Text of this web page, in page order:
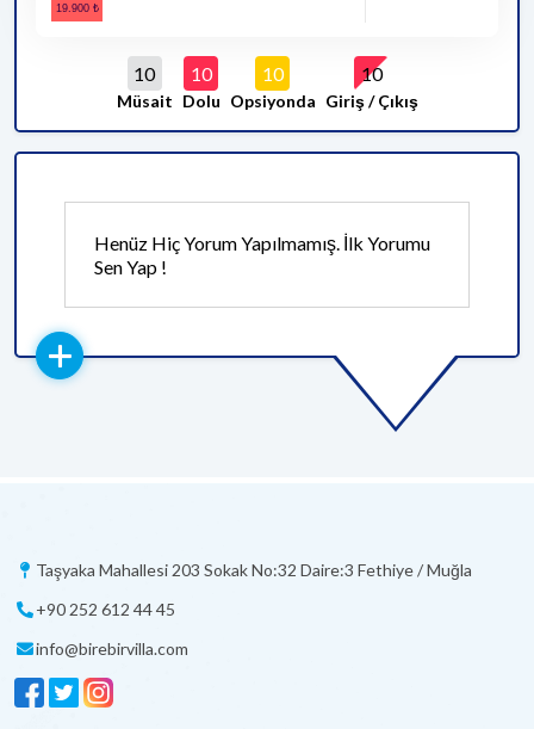
10
Müsait
10
Dolu
10
Opsiyonda
10
Giriş / Çıkış
Henüz Hiç Yorum Yapılmamış. İlk Yorumu
Sen Yap !
Taşyaka Mahallesi 203 Sokak No:32 Daire:3 Fethiye / Muğla
+90 252 612 44 45
info@birebirvilla.com